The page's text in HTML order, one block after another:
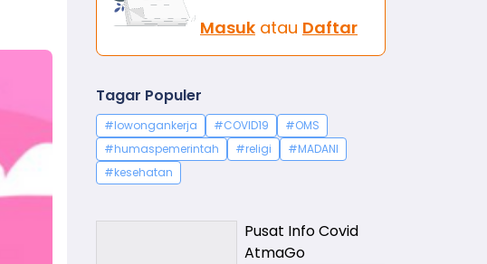
Masuk atau Daftar
Tagar Populer
#lowongankerja #COVID19
#OMS
#humaspemerintah
#religi
#MADANI
#kesehatan
Pusat Info Covid
AtmaGo